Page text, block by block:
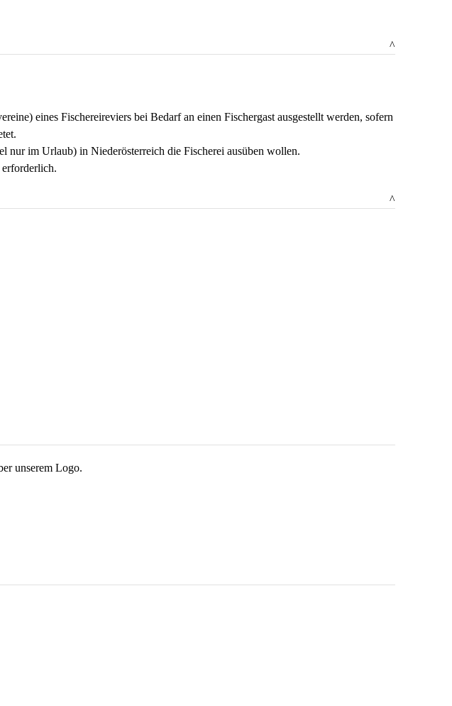
^
eines Fischereireviers bei Bedarf an einen Fischergast ausgestellt werden, sofern
nur im Urlaub) in Niederösterreich die Fischerei ausüben wollen.
^
unserem Logo.